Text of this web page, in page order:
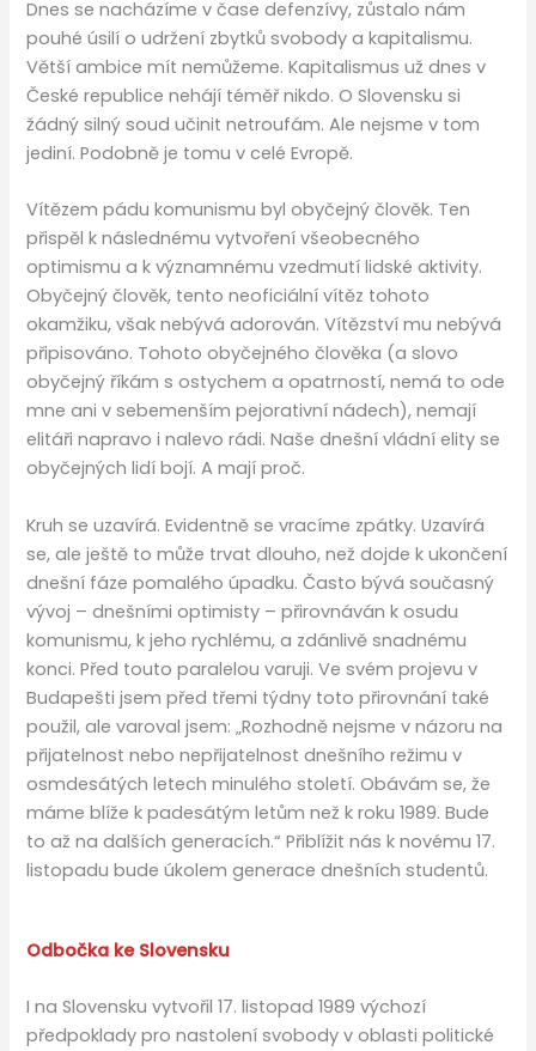
Dnes se nacházíme v čase defenzívy, zůstalo nám
pouhé úsilí o udržení zbytků svobody a kapitalismu.
Větší ambice mít nemůžeme. Kapitalismus už dnes v
České republice nehájí téměř nikdo. O Slovensku si
žádný silný soud učinit netroufám. Ale nejsme v tom
jediní. Podobně je tomu v celé Evropě.
Vítězem pádu komunismu byl obyčejný člověk. Ten
přispěl k následnému vytvoření všeobecného
optimismu a k významnému vzedmutí lidské aktivity.
Obyčejný člověk, tento neoficiální vítěz tohoto
okamžiku, však nebývá adorován. Vítězství mu nebývá
připisováno. Tohoto obyčejného člověka (a slovo
obyčejný říkám s ostychem a opatrností, nemá to ode
mne ani v sebemenším pejorativní nádech), nemají
elitáři napravo i nalevo rádi. Naše dnešní vládní elity se
obyčejných lidí bojí. A mají proč.
Kruh se uzavírá. Evidentně se vracíme zpátky. Uzavírá
se, ale ještě to může trvat dlouho, než dojde k ukončení
dnešní fáze pomalého úpadku. Často bývá současný
vývoj – dnešními optimisty – přirovnáván k osudu
komunismu, k jeho rychlému, a zdánlivě snadnému
konci. Před touto paralelou varuji. Ve svém projevu v
Budapešti jsem před třemi týdny toto přirovnání také
použil, ale varoval jsem: „Rozhodně nejsme v názoru na
přijatelnost nebo nepřijatelnost dnešního režimu v
osmdesátých letech minulého století. Obávám se, že
máme blíže k padesátým letům než k roku 1989. Bude
to až na dalších generacích.“ Přiblížit nás k novému 17.
listopadu bude úkolem generace dnešních studentů.
Odbočka ke Slovensku
I na Slovensku vytvořil 17. listopad 1989 výchozí
předpoklady pro nastolení svobody v oblasti politické